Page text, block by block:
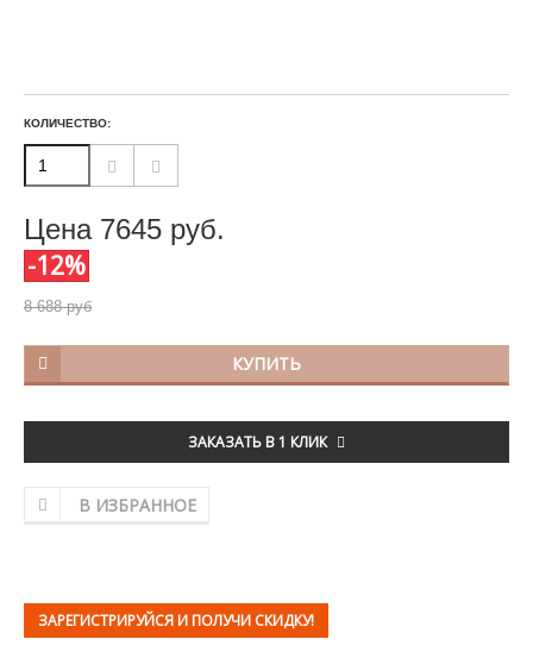
КОЛИЧЕСТВО:
Цена 7645 руб.
-12%
8 688 руб
КУПИТЬ
ЗАКАЗАТЬ В 1 КЛИК
В ИЗБРАННОЕ
ЗАРЕГИСТРИРУЙСЯ И ПОЛУЧИ СКИДКУ!